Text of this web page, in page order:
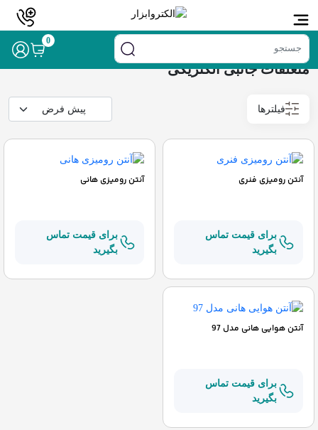
0 خانه/الکتریکی و روشنایی/ متعلقات جانبی الکتریکی
متعلقات جانبی الکتریکی
فیلترها
آنتن رومیزی فنری
برای قیمت تماس
بگیرید
آنتن رومیزی هانی
برای قیمت تماس
بگیرید
آنتن هوایی هانی مدل 97
برای قیمت تماس
بگیرید